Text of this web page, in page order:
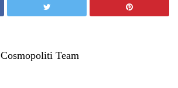
Cosmopoliti Team